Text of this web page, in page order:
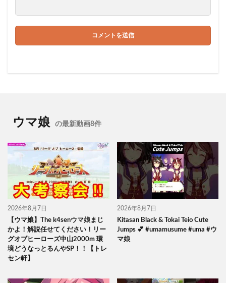
ウマ娘 の最新動画8件
2026年8月7日
【ウマ娘】The k4senウマ娘まじ
かよ！解説任せてください！リー
グオブヒーローズ中山2000m 環
境どうなっとるんやSP！！【トレ
セン軒】
2026年8月7日
Kitasan Black & Tokai Teio Cute
Jumps 💕 #umamusume #uma #ウ
マ娘